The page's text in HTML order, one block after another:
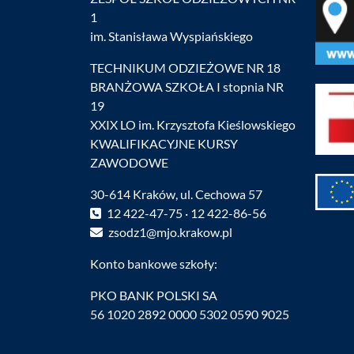
1
im. Stanisława Wyspiańskiego
TECHNIKUM ODZIEŻOWE NR 18
BRANŻOWA SZKOŁA I stopnia NR
19
XXIX LO im. Krzysztofa Kieślowskiego
KWALIFIKACYJNE KURSY
ZAWODOWE
30-614 Kraków, ul. Cechowa 57
12 422-47-75 · 12 422-86-56
zsodz1@mjo.krakow.pl
Konto bankowe szkoły:
PKO BANK POLSKI SA
56 1020 2892 0000 5302 0590 9025